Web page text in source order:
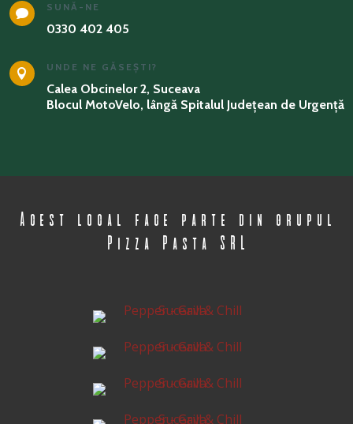

SUNĂ-NE
0330 402 405

UNDE NE GĂSEȘTI?
Calea Obcinelor 2, Suceava
Blocul MotoVelo, lângă Spitalul Județean de Urgență
Acest local face parte din grupul
Pizza Pasta SRL